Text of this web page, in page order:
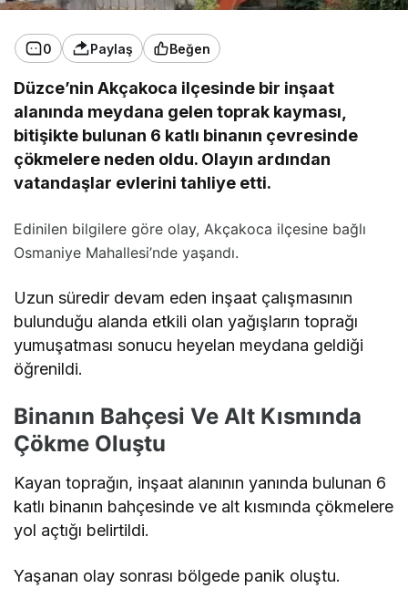
0 Paylaş Beğen
Düzce’nin Akçakoca ilçesinde bir inşaat
alanında meydana gelen toprak kayması,
bitişikte bulunan 6 katlı binanın çevresinde
çökmelere neden oldu. Olayın ardından
vatandaşlar evlerini tahliye etti.
Edinilen bilgilere göre olay, Akçakoca ilçesine bağlı
Osmaniye Mahallesi’nde yaşandı.
Uzun süredir devam eden inşaat çalışmasının
bulunduğu alanda etkili olan yağışların toprağı
yumuşatması sonucu heyelan meydana geldiği
öğrenildi.
Binanın Bahçesi Ve Alt Kısmında
Çökme Oluştu
Kayan toprağın, inşaat alanının yanında bulunan 6
katlı binanın bahçesinde ve alt kısmında çökmelere
yol açtığı belirtildi.
Yaşanan olay sonrası bölgede panik oluştu.